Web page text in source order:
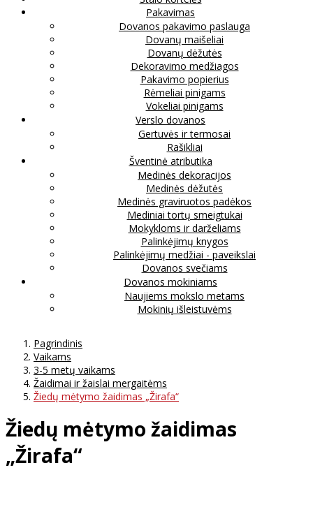
Pakavimas
Dovanos pakavimo paslauga
Dovanų maišeliai
Dovanų dėžutės
Dekoravimo medžiagos
Pakavimo popierius
Rėmeliai pinigams
Vokeliai pinigams
Verslo dovanos
Gertuvės ir termosai
Rašikliai
Šventinė atributika
Medinės dekoracijos
Medinės dėžutės
Medinės graviruotos padėkos
Mediniai tortų smeigtukai
Mokykloms ir darželiams
Palinkėjimų knygos
Palinkėjimų medžiai - paveikslai
Dovanos svečiams
Dovanos mokiniams
Naujiems mokslo metams
Mokinių išleistuvėms
Pagrindinis
Vaikams
3-5 metų vaikams
Žaidimai ir žaislai mergaitėms
Žiedų mėtymo žaidimas „Žirafa“
Žiedų mėtymo žaidimas
„Žirafa“